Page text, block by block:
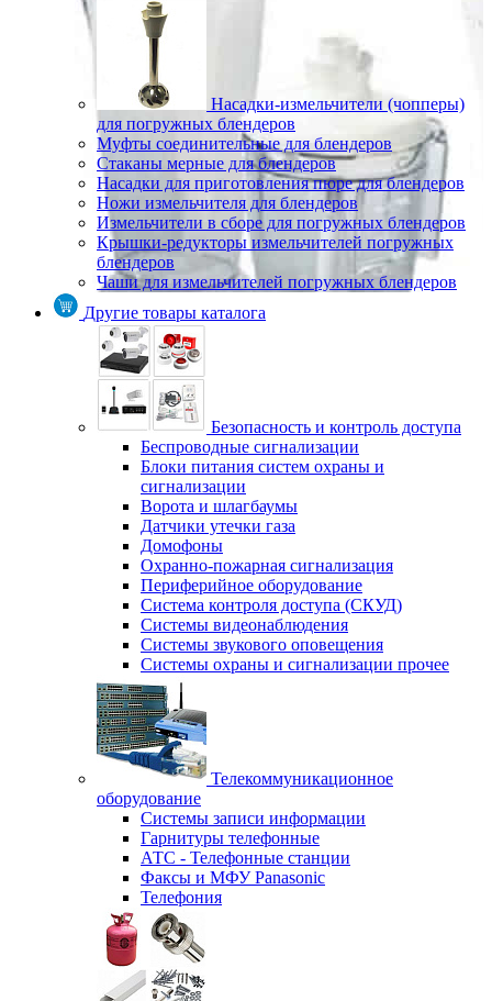
Насадки-измельчители (чопперы)
для погружных блендеров
Муфты соединительные для блендеров
Стаканы мерные для блендеров
Насадки для приготовления пюре для блендеров
Ножи измельчителя для блендеров
Измельчители в сборе для погружных блендеров
Крышки-редукторы измельчителей погружных
блендеров
Чаши для измельчителей погружных блендеров
Другие товары каталога
Безопасность и контроль доступа
Беспроводные сигнализации
Блоки питания систем охраны и
сигнализации
Ворота и шлагбаумы
Датчики утечки газа
Домофоны
Охранно-пожарная сигнализация
Периферийное оборудование
Система контроля доступа (СКУД)
Системы видеонаблюдения
Системы звукового оповещения
Системы охраны и сигнализации прочее
Телекоммуникационное
оборудование
Системы записи информации
Гарнитуры телефонные
АТС - Телефонные станции
Факсы и МФУ Panasonic
Телефония